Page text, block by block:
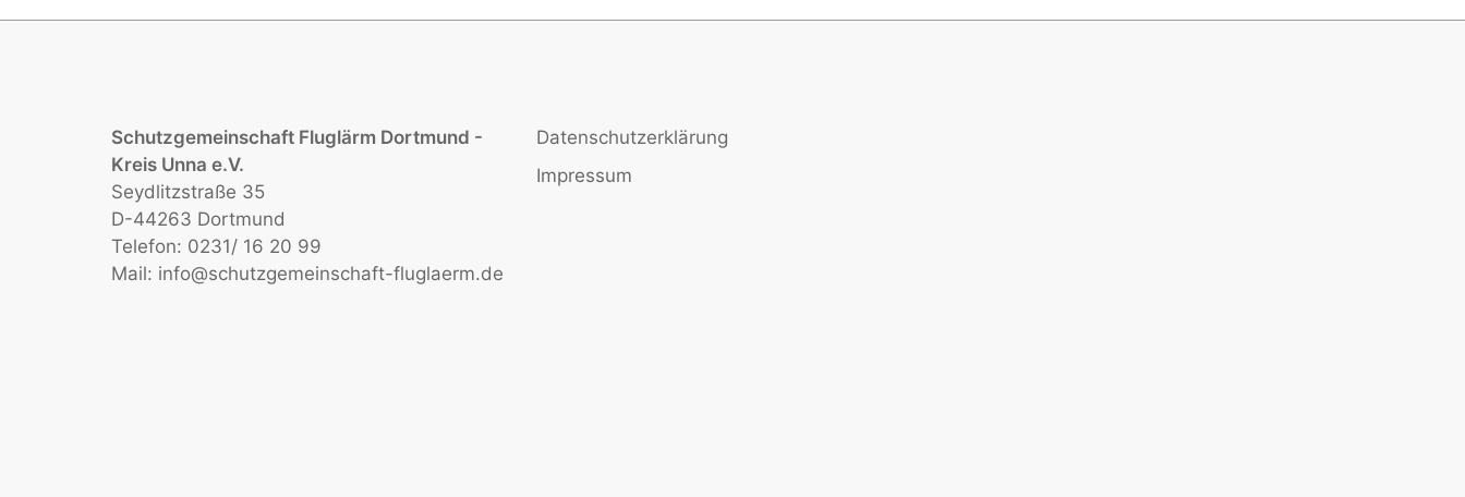
Schutzgemeinschaft Fluglärm Dortmund -
Kreis Unna e.V.
Seydlitzstraße 35
D-44263 Dortmund
Telefon: 0231/ 16 20 99
Mail: info@schutzgemeinschaft-fluglaerm.de
Datenschutzerklärung
Impressum